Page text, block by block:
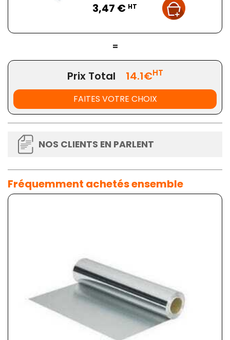
3,47 € HT
=
Prix Total 14.1€HT
FAITES VOTRE CHOIX
NOS CLIENTS EN PARLENT
Fréquemment achetés ensemble